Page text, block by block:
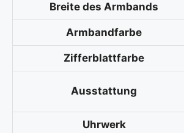
Breite des Armbands
Armbandfarbe
Zifferblattfarbe
Ausstattung
Uhrwerk